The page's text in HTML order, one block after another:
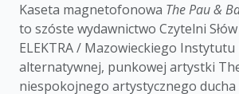
Kaseta magnetofonowa The Pau &
to szóste wydawnictwo Czytelni
ELEKTRA / Mazowieckiego
alternatywnej, punkowej artystki
niespokojnego artystycznego ducha